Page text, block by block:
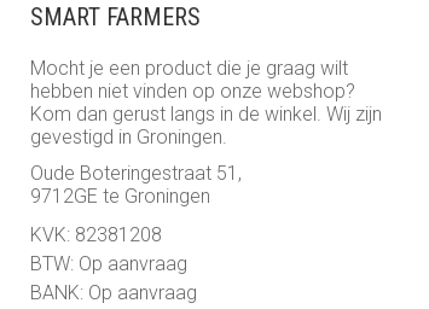
SMART FARMERS
Mocht je een product die je graag wilt
hebben niet vinden op onze webshop?
Kom dan gerust langs in de winkel. Wij zijn
gevestigd in Groningen.
Oude Boteringestraat 51,
9712GE te Groningen
KVK: 82381208
BTW: Op aanvraag
BANK: Op aanvraag